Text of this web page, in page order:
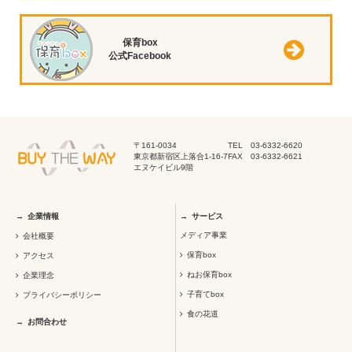
保育box
公式Facebook
〒161-0034
東京都新宿区上落合1-16-7
エヌケイビル9階
TEL 03-6332-6620
FAX 03-6332-6621
企業情報
会社概要
アクセス
企業理念
プライバシーポリシー
お問合わせ
サービス
メディア事業
保育box
ねお保育box
子育てbox
食の花道